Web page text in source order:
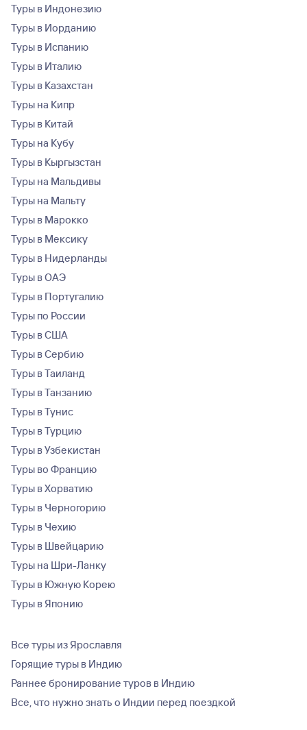
Туры в Индонезию
Туры в Иорданию
Туры в Испанию
Туры в Италию
Туры в Казахстан
Туры на Кипр
Туры в Китай
Туры на Кубу
Туры в Кыргызстан
Туры на Мальдивы
Туры на Мальту
Туры в Марокко
Туры в Мексику
Туры в Нидерланды
Туры в ОАЭ
Туры в Португалию
Туры по России
Туры в США
Туры в Сербию
Туры в Таиланд
Туры в Танзанию
Туры в Тунис
Туры в Турцию
Туры в Узбекистан
Туры во Францию
Туры в Хорватию
Туры в Черногорию
Туры в Чехию
Туры в Швейцарию
Туры на Шри-Ланку
Туры в Южную Корею
Туры в Японию
Все туры из Ярославля
Горящие туры в Индию
Раннее бронирование туров в Индию
Все, что нужно знать о Индии перед поездкой